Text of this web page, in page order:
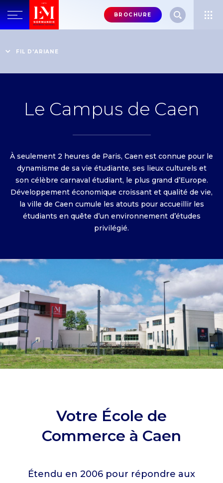
Menu
header-
BROCHURE
FIL D'ARIANE
reconnue
Le Campus de Caen
À seulement 2 heures de Paris, Caen est connue pour le
dynamisme de sa vie étudiante, ses lieux culturels et
son célèbre carnaval étudiant, le plus grand d’Europe.
Développement économique croissant et qualité de vie,
la ville de Caen cumule les atouts pour accueillir les
étudiants en quête d’un environnement d’études
privilégié.
Votre École de
Commerce à Caen
Étendu en 2006 pour répondre aux